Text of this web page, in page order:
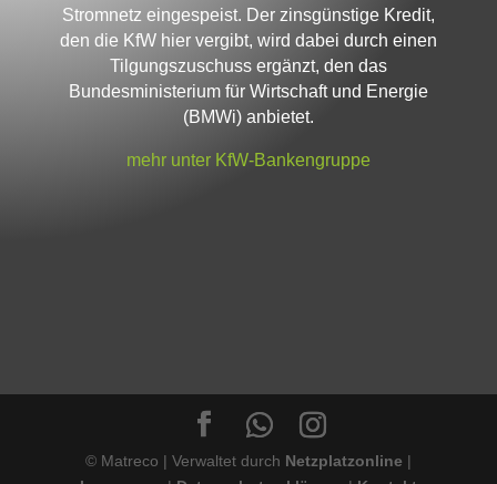
Stromnetz eingespeist. Der zinsgünstige Kredit,
den die KfW hier vergibt, wird dabei durch einen
Tilgungszuschuss ergänzt, den das
Bundesministerium für Wirtschaft und Energie
(BMWi) anbietet.
mehr unter KfW-Bankengruppe
© Matreco | Verwaltet durch Netzplatzonline |